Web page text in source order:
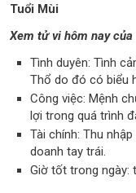
Tuổi Mùi
Xem tử vi hôm nay
Tình duyên: Tình
Thổ do đó có biểu
Công việc: Mệnh
lợi trong quá trình
Tài chính: Thu
doanh tay trái.
Giờ tốt trong ngày: